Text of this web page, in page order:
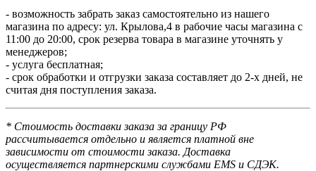
- возможность забрать заказ самостоятельно из нашего
магазина по адресу: ул. Крылова,4 в рабочие часы магазина с
11:00 до 20:00, срок резерва товара в магазине уточнять у
менеджеров;
- услуга бесплатная;
- срок обработки и отгрузки заказа составляет до 2-х дней, не
считая дня поступления заказа.
* Стоимость доставки заказа за границу РФ
рассчитывается отдельно и является платной вне
зависимости от стоимости заказа. Доставка
осуществляется партнерскими службами EMS и СДЭК.